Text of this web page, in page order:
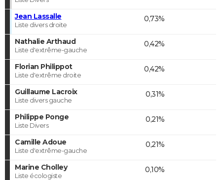
Jean Lassalle
Liste divers droite
0,73%
Nathalie Arthaud
Liste d'extrême-gauche
0,42%
Florian Philippot
Liste d'extrême droite
0,42%
Guillaume Lacroix
Liste divers gauche
0,31%
Philippe Ponge
Liste Divers
0,21%
Camille Adoue
Liste d'extrême-gauche
0,21%
Marine Cholley
Liste écologiste
0,10%